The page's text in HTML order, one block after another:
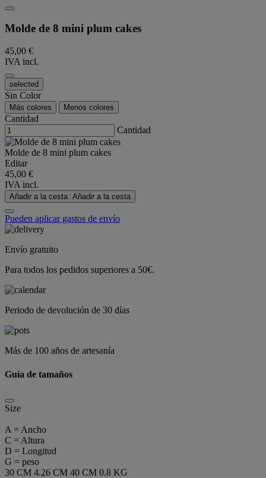
Molde de 8 mini plum cakes
45,00 €
IVA incl.
selected
Sin Color
Más colores Menos colores
Cantidad
Cantidad
Molde de 8 mini plum cakes
Editar
45,00 €
IVA incl.
Añadir a la cesta Añadir a la cesta
Pueden aplicar gastos de envío
Envío gratuito
Para todos los pedidos superiores a 50€.
Periodo de devolución de 30 días
Más de 100 años de artesanía
Guía de tamaños
Size
A = Ancho
C = Altura
D = Longitud
G = peso
30 CM 4.26 CM 40 CM 0.8 KG